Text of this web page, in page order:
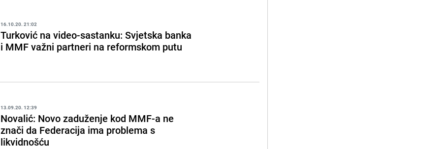
16.10.20. 21:02
Turković na video-sastanku: Svjetska banka
i MMF važni partneri na reformskom putu
13.09.20. 12:39
Novalić: Novo zaduženje kod MMF-a ne
znači da Federacija ima problema s
likvidnošću